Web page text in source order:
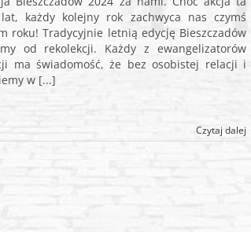
każdy kolejny rok zachwyca nas czymś
roku! Tradycyjnie letnią edycję Bieszczadów
od rekolekcji. Każdy z ewangelizatorów
ma świadomość, że bez osobistej relacji i
w [...]
Czytaj dalej